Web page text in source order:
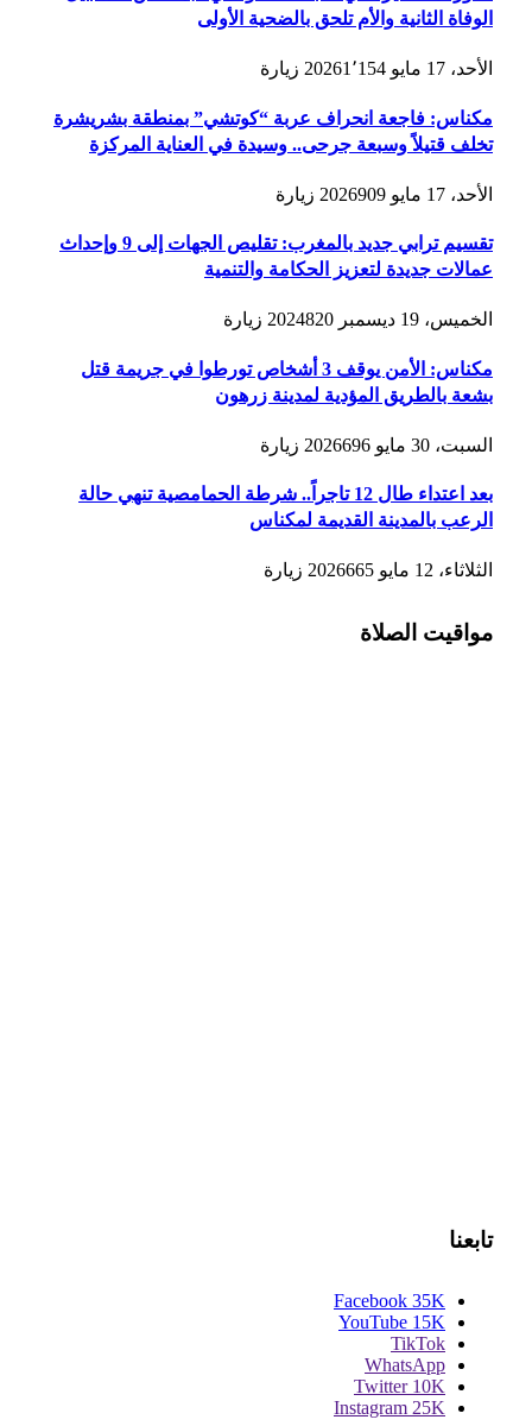
الوفاة الثانية والأم تلحق بالضحية الأولى
الأحد، 17 مايو 2026 1٬154 زيارة
مكناس: فاجعة انحراف عربة “كوتشي” بمنطقة بشريشرة
تخلف قتيلاً وسبعة جرحى.. وسيدة في العناية المركزة
الأحد، 17 مايو 2026 909 زيارة
تقسيم ترابي جديد بالمغرب: تقليص الجهات إلى 9 وإحداث
عمالات جديدة لتعزيز الحكامة والتنمية
الخميس، 19 ديسمبر 2024 820 زيارة
مكناس: الأمن يوقف 3 أشخاص تورطوا في جريمة قتل
بشعة بالطريق المؤدية لمدينة زرهون
السبت، 30 مايو 2026 696 زيارة
بعد اعتداء طال 12 تاجراً.. شرطة الحمامصية تنهي حالة
الرعب بالمدينة القديمة لمكناس
الثلاثاء، 12 مايو 2026 665 زيارة
مواقيت الصلاة
تابعنا
Facebook 35K
YouTube 15K
TikTok
WhatsApp
Twitter 10K
Instagram 25K